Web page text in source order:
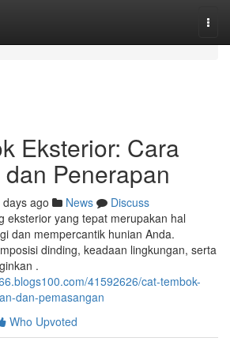
Eksterior: Cara
Penerapan
days ago News
Discuss
eksterior yang tepat merupakan hal
dan mempercantik hunian Anda.
dinding, keadaan lingkungan, serta
.
41592626/cat-tembok-
dan-pemasangan
Who Upvoted